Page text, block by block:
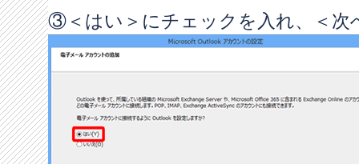
③＜はい＞にチェックを入れ、＜次